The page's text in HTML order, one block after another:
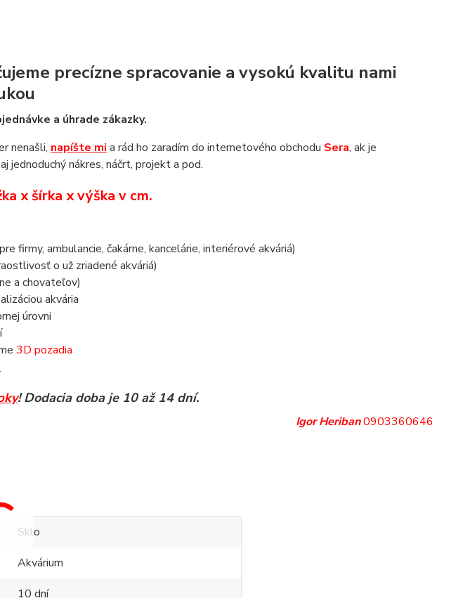
precízne spracovanie a vysokú kvalitu nami
a úhrade zákazky.
nenašli, napíšte mi a rád ho zaradím do internetového obchodu Sera, ak je
jednoduchý nákres, náčrt, projekt a pod.
x šírka x výška v cm.
firmy, ambulancie, čakárne, kancelárie, interiérové akváriá)
o už zriadené akváriá)
a chovateľov)
akvária
úrovni
3D pozadia
! Dodacia doba je 10 až 14 dní.
Igor Heriban0903360646
Sklo
Akvárium
10 dní